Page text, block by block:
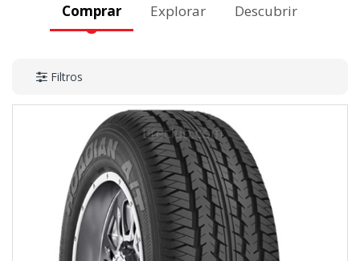
Comprar Explorar Descubrir
Filtros